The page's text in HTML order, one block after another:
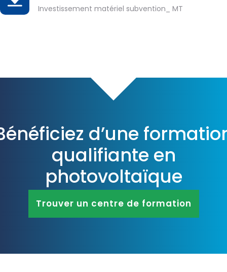
Investissement matériel subvention_ MT
d’une
qualifiante en
photovoltaïque
Trouver un centre de formation